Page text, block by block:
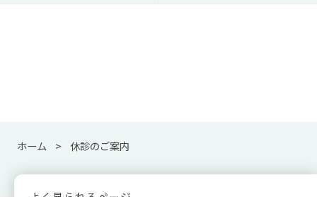
ホーム 休診のご案内